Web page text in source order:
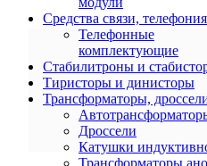
Средства связи, телефония
Телефонные
комплектующие
Стабилитроны и
Тиристоры и динисторы
Трансформаторы,
Дроссели
Катушки
Трансформаторы